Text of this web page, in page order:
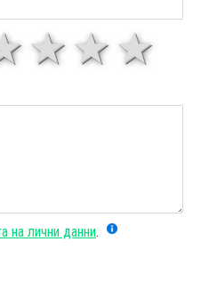
4
3
звезди
звезда
на лични данни.